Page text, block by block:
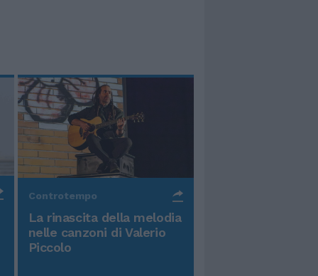
Controtempo
La rinascita della melodia
nelle canzoni di Valerio
Piccolo